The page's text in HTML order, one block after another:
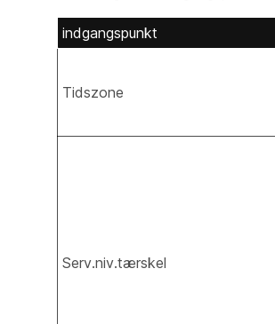
indgangspunkt
Tidszone
Serv.niv.tærskel